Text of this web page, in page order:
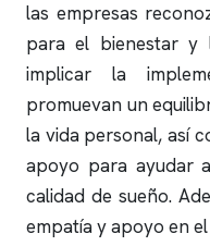
las empresas
para el bienestar y
implicar la
promuevan un
la vida personal, así
apoyo para ayudar
calidad de sueño.
empatía y apoyo en